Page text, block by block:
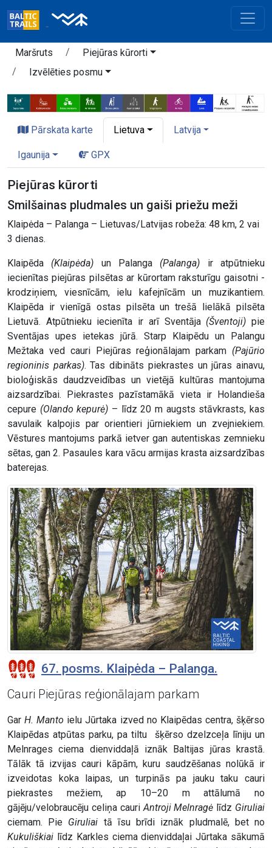
Maršruts
Piejūras kūrorti
Izvēlēties posmu
Pārskata karte Lietuva Latvija
Igaunija GPX
Piejūras kūrorti
Smilšainas pludmales un gaiši priežu meži
Klaipėda – Palanga – Lietuvas/Latvijas robeža: 48 km, 2 vai
3 dienas.
Klaipēda (Klaipėda) un Palanga (Palanga) ir atpūtnieku
iecienītas piejūras pilsētas ar kūrortam raksturīgu gaisotni -
krodziņiem, viesnīcām, ielu kafejnīcām un muzikantiem.
Klaipēda ir vienīgā ostas pilsēta un trešā lielākā pilsēta
Lietuvā. Atpūtnieku iecienīta ir arī Sventāja (Šventoji) pie
Sventājas upes ietekas jūrā. Starp Klaipēdu un Palangu
Mežtaka ved cauri Piejūras reģionālajam parkam (Pajūrio
regioninis parkas). Tas dibināts piekrastes un jūras ainavu,
bioloģiskās daudzveidības un vietējā kultūras mantojuma
aizsardzībai. Piekrastes pazīstamākā vieta ir Holandieša
cepure (Olando kepurė) – līdz 20 m augsts stāvkrasts, kas
savulaik kalpojis par orientieri jūrniekiem un zvejniekiem.
Vēstures mantojums parkā ietver gan autentiskas zemnieku
sētas, gan 2. Pasaules kara vācu armijas krasta aizsardzības
baterejas.
67. posms. Klaipėda – Palanga.
Cauri Piejūras reģionālajam parkam
GarH. Manto ielu Jūrtaka izved no Klaipēdas centra, šķērso
Klaipēdas atpūtas parku, pa tiltu šķērso dzelzceļa līniju un
Melnrages ciema dienviddaļā iznāk Baltijas jūras krastā.
Tālāk tā izvijas cauri kāpām, kuru saudzēšanas nolūkā ir
izveidotas koka laipas, un turpinās pa jauku taku cauri
piekrastes mežiem, ap 10–20 m attālumā no
gājēju/velobraucēju celiņa cauriAntroji Melnragė līdz Giruliai
ciemam. Pie Giruliai tā īsu brīdi iznāk pludmalē, bet no
Kukuliškiai līdz Karkles ciema dienviddaļai Jūrtaka sākumā